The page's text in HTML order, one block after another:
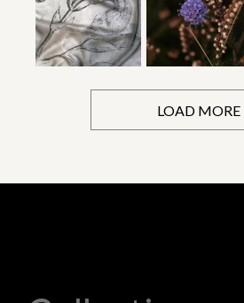
LOAD MORE